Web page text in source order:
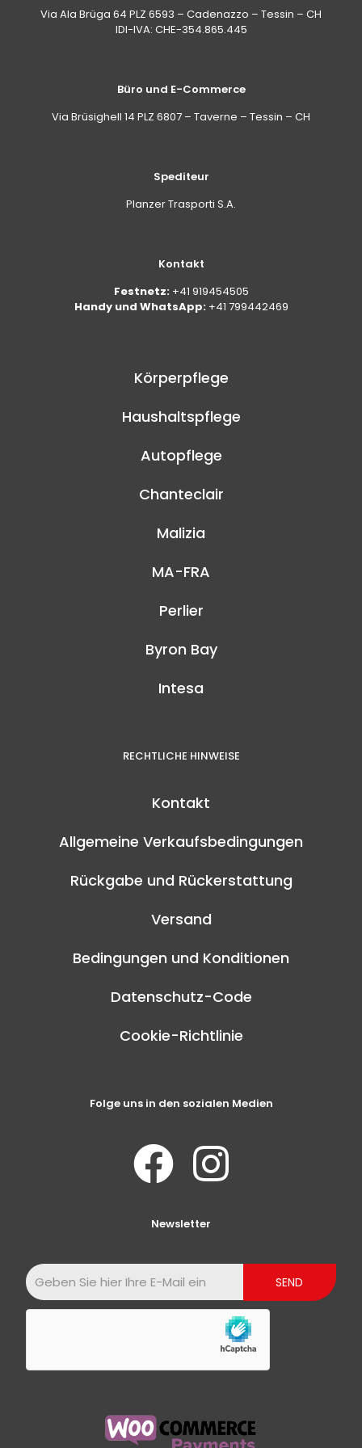
Via Ala Brüga 64 PLZ 6593 – Cadenazzo – Tessin – CH
IDI-IVA: CHE-354.865.445
Büro und E-Commerce
Via Brüsighell 14 PLZ 6807 – Taverne – Tessin – CH
Spediteur
Planzer Trasporti S.A.
Kontakt
Festnetz: +41 919454505
Handy und WhatsApp: +41 799442469
Körperpflege
Haushaltspflege
Autopflege
Chanteclair
Malizia
MA-FRA
Perlier
Byron Bay
Intesa
RECHTLICHE HINWEISE
Kontakt
Allgemeine Verkaufsbedingungen
Rückgabe und Rückerstattung
Versand
Bedingungen und Konditionen
Datenschutz-Code
Cookie-Richtlinie
Folge uns in den sozialen Medien
Newsletter